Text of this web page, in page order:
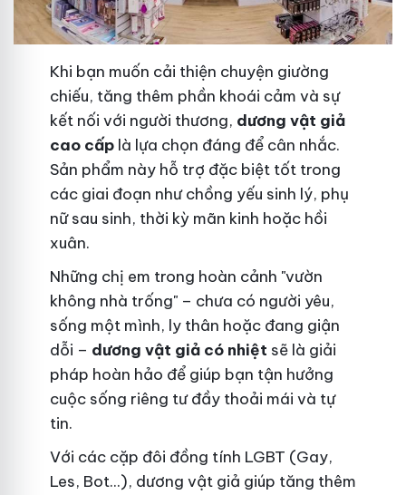
Khi bạn muốn cải thiện chuyện giường
chiếu, tăng thêm phần khoái cảm và sự
kết nối với người thương, dương vật giả
cao cấp là lựa chọn đáng để cân nhắc.
Sản phẩm này hỗ trợ đặc biệt tốt trong
các giai đoạn như chồng yếu sinh lý, phụ
nữ sau sinh, thời kỳ mãn kinh hoặc hồi
xuân.
Những chị em trong hoàn cảnh "vườn
không nhà trống" – chưa có người yêu,
sống một mình, ly thân hoặc đang giận
dỗi – dương vật giả có nhiệt sẽ là giải
pháp hoàn hảo để giúp bạn tận hưởng
cuộc sống riêng tư đầy thoải mái và tự
tin.
Với các cặp đôi đồng tính LGBT (Gay,
Les, Bot...), dương vật giả giúp tăng thêm